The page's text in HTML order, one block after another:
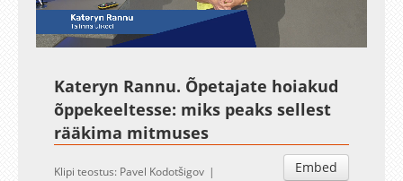
UnmuteLoaded:
4.19%
Esituskiirused
Auto
Kateryn Rannu. Õpetajate hoiakud
õppekeeltesse: miks peaks sellest
rääkima mitmuses
Embed
Klipi teostus: Pavel Kodotšigov